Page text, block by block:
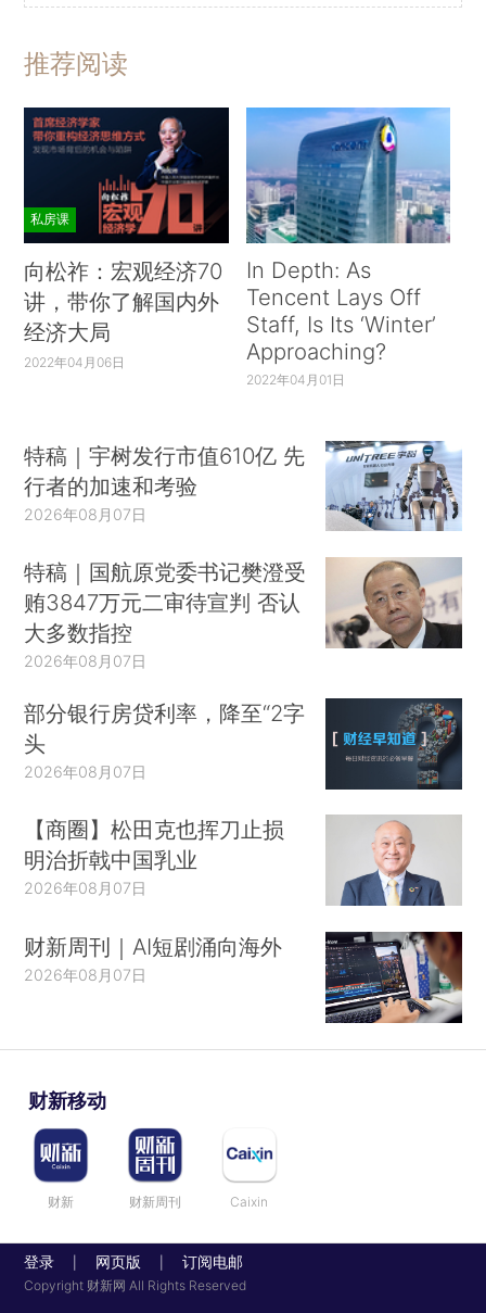
推荐阅读
私房课
向松祚：宏观经济70
讲，带你了解国内外
经济大局
2022年04月06日
In Depth: As
Tencent Lays Off
Staff, Is Its ‘Winter’
Approaching?
2022年04月01日
特稿｜宇树发行市值610亿 先
行者的加速和考验
2026年08月07日
特稿｜国航原党委书记樊澄受
贿3847万元二审待宣判 否认
大多数指控
2026年08月07日
部分银行房贷利率，降至“2字
头
2026年08月07日
【商圈】松田克也挥刀止损
明治折戟中国乳业
2026年08月07日
财新周刊｜AI短剧涌向海外
2026年08月07日
财新移动
财新 财新周刊 Caixin
登录 网页版 订阅电邮
Copyright 财新网 All Rights Reserved